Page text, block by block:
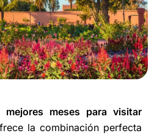
mejores meses para visitar
la combinación perfecta